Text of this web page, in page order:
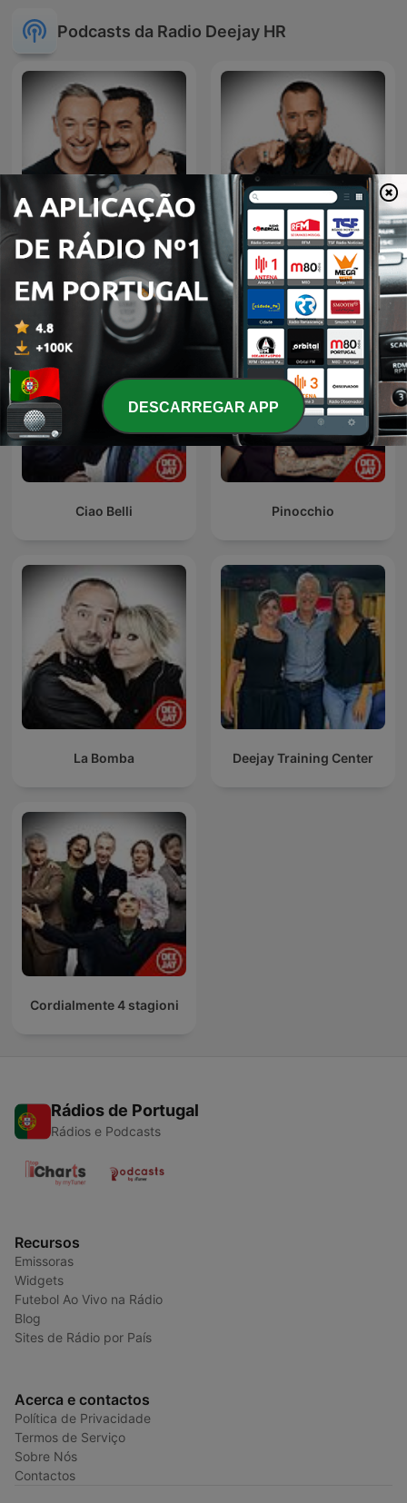
Podcasts da Radio Deejay HR
Deejay Chiama Italia Il Volo del Mattino
Ciao Belli Pinocchio
La Bomba Deejay Training Center
Cordialmente 4 stagioni
Rádios de Portugal
Rádios e Podcasts
Recursos
Emissoras
Widgets
Futebol Ao Vivo na Rádio
Blog
Sites de Rádio por País
Acerca e contactos
Política de Privacidade
Termos de Serviço
Sobre Nós
Contactos
DESCARREGAR APP